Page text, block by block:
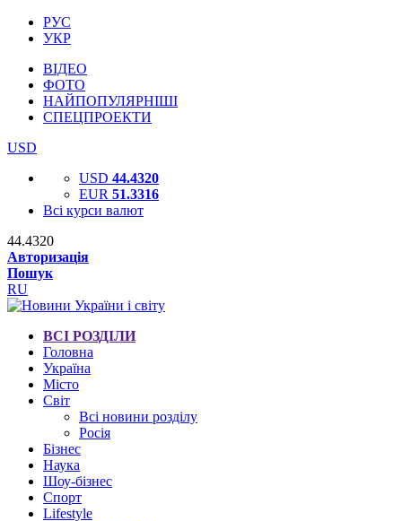
РУС
УКР
ВІДЕО
ФОТО
НАЙПОПУЛЯРНІШІ
СПЕЦПРОЕКТИ
USD
USD 44.4320
EUR 51.3316
Всі курси валют
44.4320
Авторизація
Пошук
RU
ВСІ РОЗДІЛИ
Головна
Україна
Місто
Світ
Всі новини розділу
Росія
Бізнес
Наука
Шоу-бізнес
Спорт
Lifestyle